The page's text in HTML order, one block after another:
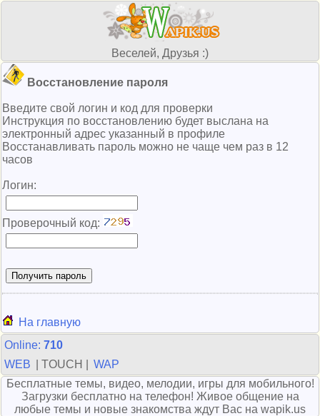
Веселей, Друзья :)
Восстановление пароля
Введите свой логин и код для проверки
Инструкция по восстановлению будет выслана на
электронный адрес указанный в профиле
Восстанавливать пароль можно не чаще чем раз в 12
часов
Логин:
Проверочный код:
На главную
Online: 710
WEB
| TOUCH |
WAP
Бесплатные темы, видео, мелодии, игры для мобильного!
Загрузки бесплатно на телефон! Живое общение на
любые темы и новые знакомства ждут Вас на wapik.us